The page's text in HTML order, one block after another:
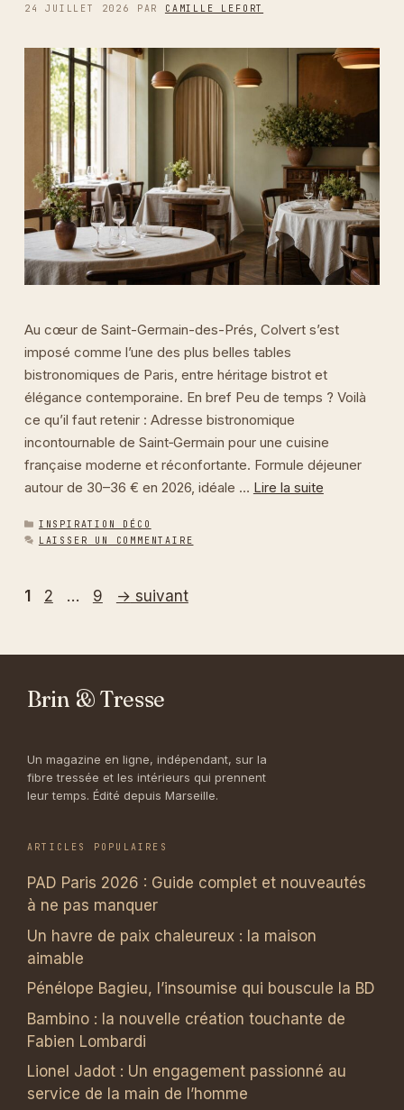
24 JUILLET 2026 PAR CAMILLE LEFORT
Au cœur de Saint-Germain-des-Prés, Colvert s’est
imposé comme l’une des plus belles tables
bistronomiques de Paris, entre héritage bistrot et
élégance contemporaine. En bref Peu de temps ? Voilà
ce qu’il faut retenir : Adresse bistronomique
incontournable de Saint‑Germain pour une cuisine
française moderne et réconfortante. Formule déjeuner
autour de 30–36 € en 2026, idéale … Lire la suite
CATÉGORIES
INSPIRATION DÉCO
LAISSER UN COMMENTAIRE
Page
1 Page
2 … Page
9 → suivant
Brin & Tresse
Un magazine en ligne, indépendant, sur la
fibre tressée et les intérieurs qui prennent
leur temps. Édité depuis Marseille.
ARTICLES POPULAIRES
PAD Paris 2026 : Guide complet et nouveautés
à ne pas manquer
Un havre de paix chaleureux : la maison
aimable
Pénélope Bagieu, l’insoumise qui bouscule la BD
Bambino : la nouvelle création touchante de
Fabien Lombardi
Lionel Jadot : Un engagement passionné au
service de la main de l’homme